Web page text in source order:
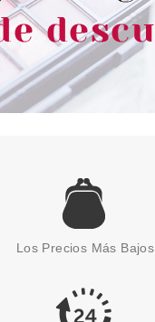
Los Precios Más Bajos